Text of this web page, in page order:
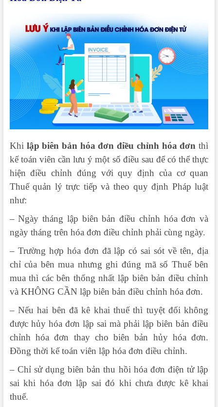
Khi lập biên bản hóa đơn điều chỉnh hóa đơn thì
kế toán viên cần lưu ý một số điều sau để có thể thực
hiện điều chỉnh đúng với quy định của cơ quan
Thuế quản lý trực tiếp và theo quy định Pháp luật
như:
– Ngày tháng lập biên bản điều chỉnh hóa đơn và
ngày tháng trên hóa đơn điều chỉnh phải cùng ngày.
– Trường hợp hóa đơn đã lập có sai sót về tên, địa
chỉ của bên mua nhưng ghi đúng mã số Thuế bên
mua thì các bên thống nhất lập biên bản điều chỉnh
và KHÔNG CẦN lập biên bản điều chỉnh hóa đơn.
– Nếu hai bên đã kê khai thuế thì tuyệt đối không
được hủy hóa đơn lập sai mà phải lập biên bản điều
chỉnh hóa đơn thay cho biên bản hủy hóa đơn.
Đồng thời kế toán viên lập hóa đơn điều chỉnh.
– Chỉ sử dụng biên bản thu hồi hóa đơn điện tử lập
sai khi hóa đơn lập sai đó khi chưa được kê khai
thuế.